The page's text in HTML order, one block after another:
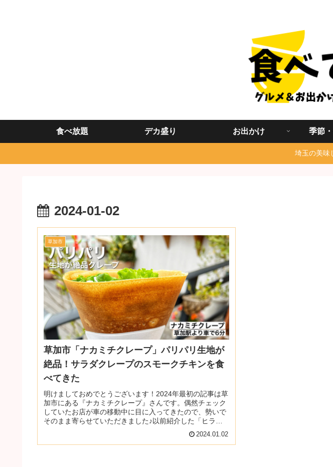
食べ放題 デカ盛り お出かけ 季節
埼玉の美味
2024-01-02
草加市
草加市「ナカミチクレープ」パリパリ生地が
絶品！サラダクレープのスモークチキンを食
べてきた
明けましておめでとうございます！2024年最初の記事は草
加市にある『ナカミチクレープ』さんです。偶然チェック
していたお店が車の移動中に目に入ってきたので、勢いで
そのまま寄らせていただきました♪以前紹介した「ヒラマ
2024.01.02